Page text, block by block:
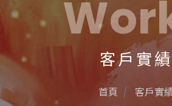
客戶實績
首頁 客戶實